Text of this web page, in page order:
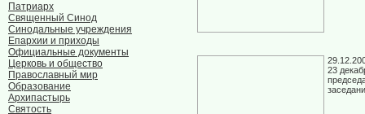
Патриарх
Священный Синод
Синодальные учреждения
Епархии и приходы
Официальные документы
Церковь и общество
Православный мир
Образование
Архипастырь
Святость
23